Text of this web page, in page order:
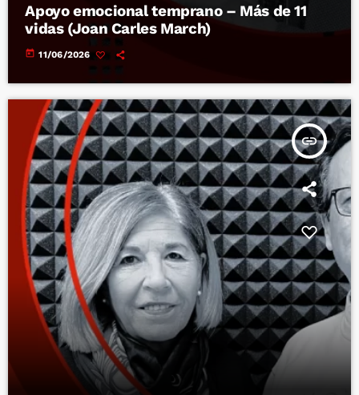
Apoyo emocional temprano – Más de 11
vidas (Joan Carles March)
today 11/06/2026
insert_link